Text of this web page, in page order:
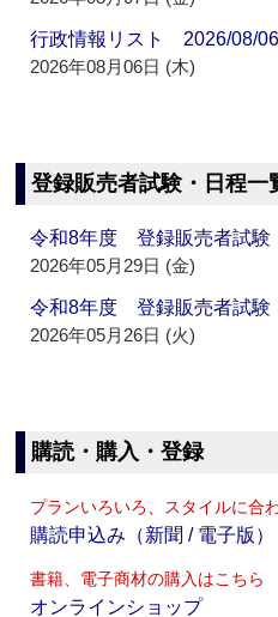
行政情報リスト 2026/08/06
2026年08月06日 (木)
登録販売者試験・日程一
令和8年度 登録販売者試
2026年05月29日 (金)
令和8年度 登録販売者試
2026年05月26日 (火)
購読・購入・登録
プランいろいろ、スタイルに合
購読申込み（新聞 / 電子版）
書籍、電子商材の購入はこちら
オンラインショップ